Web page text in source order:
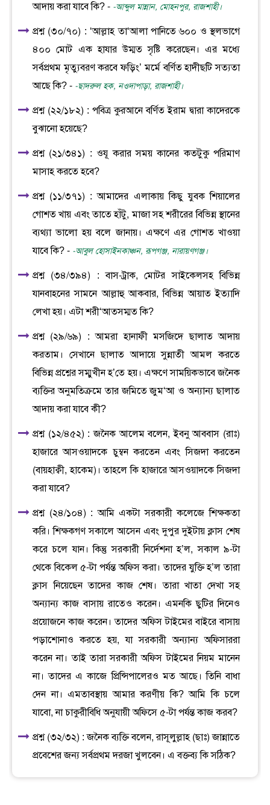
আদায় করা যাবে কি? - -আব্দুল মান্নান, মোহনপুর, রাজশাহী।
প্রশ্ন (৩০/৭০) : ‘আল্লাহ তা‘আলা পানিতে ৬০০ ও স্থলভাগে
৪০০ মোট এক হাযার উম্মত সৃষ্টি করেছেন। এর মধ্যে
সর্বপ্রথম মৃত্যুবরণ করবে ফড়িং’ মর্মে বর্ণিত হাদীছটি সত্যতা
আছে কি? - -ছাদরুল হক, নওদাপাড়া, রাজশাহী।
প্রশ্ন (২২/১৮২) : পবিত্র কুরআনে বর্ণিত ইরাম দ্বারা কাদেরকে
বুঝানো হয়েছে?
প্রশ্ন (২১/৩৪১) : ওযূ করার সময় কানের কতটুকু পরিমাণ
মাসাহ করতে হবে?
প্রশ্ন (১১/৩৭১) : আমাদের এলাকায় কিছু যুবক শিয়ালের
গোশত খায় এবং তাতে হাঁটু, মাজা সহ শরীরের বিভিন্ন স্থানের
ব্যথ্যা ভালো হয় বলে জানায়। এক্ষণে এর গোশত খাওয়া
যাবে কি? - -আবুল হোসাইনকাঞ্চন, রূপগঞ্জ, নারায়ণগঞ্জ।
প্রশ্ন (৩৪/৩৯৪) : বাস-ট্রাক, মোটর সাইকেলসহ বিভিন্ন
যানবাহনের সামনে আল্লাহু আকবার, বিভিন্ন আয়াত ইত্যাদি
লেখা হয়। এটা শরী‘আতসম্মত কি?
প্রশ্ন (২৯/৬৯) : আমরা হানাফী মসজিদে ছালাত আদায়
করতাম। সেখানে ছালাত আদায়ে সুন্নাতী আমল করতে
বিভিন্ন প্রশ্নের সম্মুখীন হ’তে হয়। এক্ষণে সাময়িকভাবে জনৈক
ব্যক্তির অনুমতিক্রমে তার জমিতে জুম‘আ ও অন্যান্য ছালাত
আদায় করা যাবে কী?
প্রশ্ন (১২/৪৫২) : জনৈক আলেম বলেন, ইবনু আববাস (রাঃ)
হাজারে আসওয়াদকে চুম্বন করতেন এবং সিজদা করতেন
(বায়হাক্বী, হাকেম)। তাহলে কি হাজারে আসওয়াদকে সিজদা
করা যাবে?
প্রশ্ন (২৪/১০৪) : আমি একটা সরকারী কলেজে শিক্ষকতা
করি। শিক্ষকগণ সকালে আসেন এবং দুপুর দুইটায় ক্লাস শেষ
করে চলে যান। কিন্তু সরকারী নির্দেশনা হ’ল, সকাল ৯-টা
থেকে বিকেল ৫-টা পর্যন্ত অফিস করা। তাদের যুক্তি হ’ল তারা
ক্লাস নিয়েছেন তাদের কাজ শেষ। তারা খাতা দেখা সহ
অন্যান্য কাজ বাসায় রাতেও করেন। এমনকি ছুটির দিনেও
প্রয়োজনে কাজ করেন। তাদের অফিস টাইমের বাইরে বাসায়
পড়াশোনাও করতে হয়, যা সরকারী অন্যান্য অফিসাররা
করেন না। তাই তারা সরকারী অফিস টাইমের নিয়ম মানেন
না। তাদের এ কাজে প্রিন্সিপালেরও মত আছে। তিনি বাধা
দেন না। এমতাবস্থায় আমার করণীয় কি? আমি কি চলে
যাবো, না চাকুরীবিধি অনুযায়ী অফিসে ৫-টা পর্যন্ত কাজ করব?
প্রশ্ন (৩২/৩২) : জনৈক ব্যক্তি বলেন, রাসূলুল্লাহ (ছাঃ) জান্নাতে
প্রবেশের জন্য সর্বপ্রথম দরজা খুলবেন। এ বক্তব্য কি সঠিক?